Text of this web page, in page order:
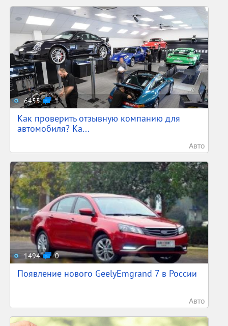
6455 1
Как проверить отзывную компанию для
автомобиля? Ка...
Авто
1494 0
Появление нового GeelyEmgrand 7 в России
Авто